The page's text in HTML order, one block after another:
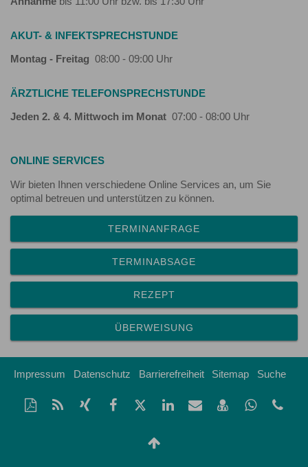
AKUT- & INFEKTSPRECHSTUNDE
Montag - Freitag 08:00 - 09:00 Uhr
ÄRZTLICHE TELEFONSPRECHSTUNDE
Jeden 2. & 4. Mittwoch im Monat 07:00 - 08:00 Uhr
ONLINE SERVICES
Wir bieten Ihnen verschiedene Online Services an, um Sie
optimal betreuen und unterstützen zu können.
TERMINANFRAGE
TERMINABSAGE
REZEPT
ÜBERWEISUNG
Impressum Datenschutz Barrierefreiheit Sitemap Suche
Diese
Seite
RSS-
Feed
Auf
Xing
Auf
Facebook
Auf
Twitter
Auf
LinkedIn
Per
Mail
vCard
speichern
Auf
Whatsapp